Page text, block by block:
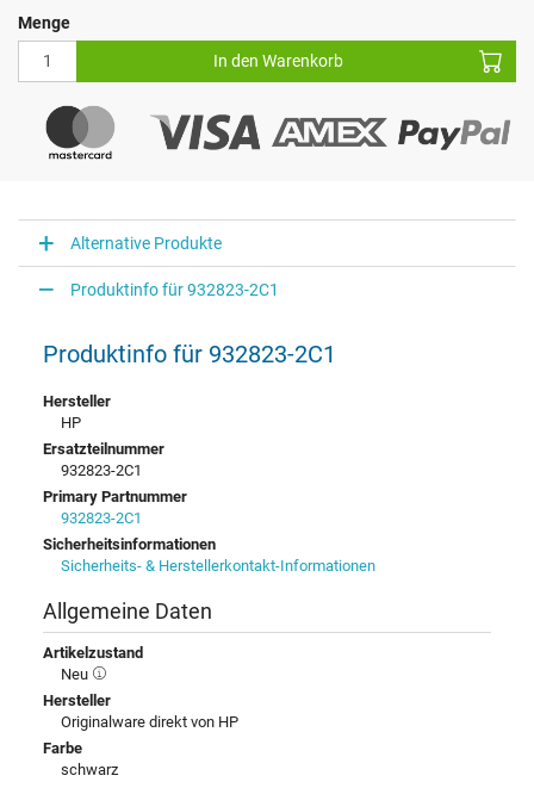
Menge
In den Warenkorb
Alternative Produkte
Produktinfo für 932823-2C1
Produktinfo für 932823-2C1
Hersteller
HP
Ersatzteilnummer
932823-2C1
Primary Partnummer
932823-2C1
Sicherheitsinformationen
Sicherheits- & Herstellerkontakt-Informationen
Allgemeine Daten
Artikelzustand
Neu
Hersteller
Originalware direkt von HP
Farbe
schwarz